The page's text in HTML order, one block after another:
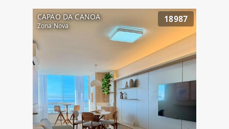
CAPAO DA CANOA
Zona Nova
18987